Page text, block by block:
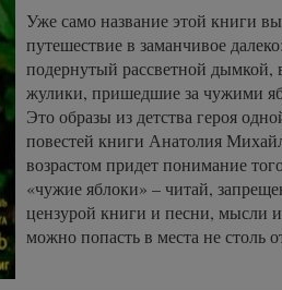
Уже само название этой книги
путешествие в заманчивое
подернутый рассветной
жулики, пришедшие за чужими
Это образы из детства героя
повестей книги Анатолия
возрастом придет понимание
«чужие яблоки» – читай,
цензурой книги и песни, мысли
можно попасть в места не столь